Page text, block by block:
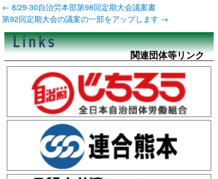
投
稿
ナ
ビ
ゲ
ー
シ
← 8/29-30自治労本部第98回定期大会議案書
第92回定期大会の議案の一部をアップします →
関連団体等リンク